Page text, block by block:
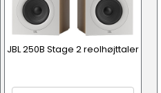
JBL 250B Stage 2 reolhøjttaler